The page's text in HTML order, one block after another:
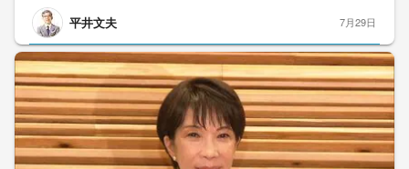
平井文夫 7月29日